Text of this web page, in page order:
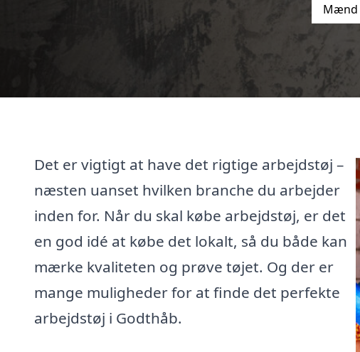
Mænd
Det er vigtigt at have det rigtige arbejdstøj –
næsten uanset hvilken branche du arbejder
inden for. Når du skal købe arbejdstøj, er det
en god idé at købe det lokalt, så du både kan
mærke kvaliteten og prøve tøjet. Og der er
mange muligheder for at finde det perfekte
arbejdstøj i Godthåb.